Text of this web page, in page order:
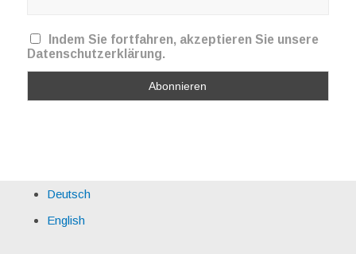
Indem Sie fortfahren, akzeptieren Sie unsere
Datenschutzerklärung.
Deutsch
English